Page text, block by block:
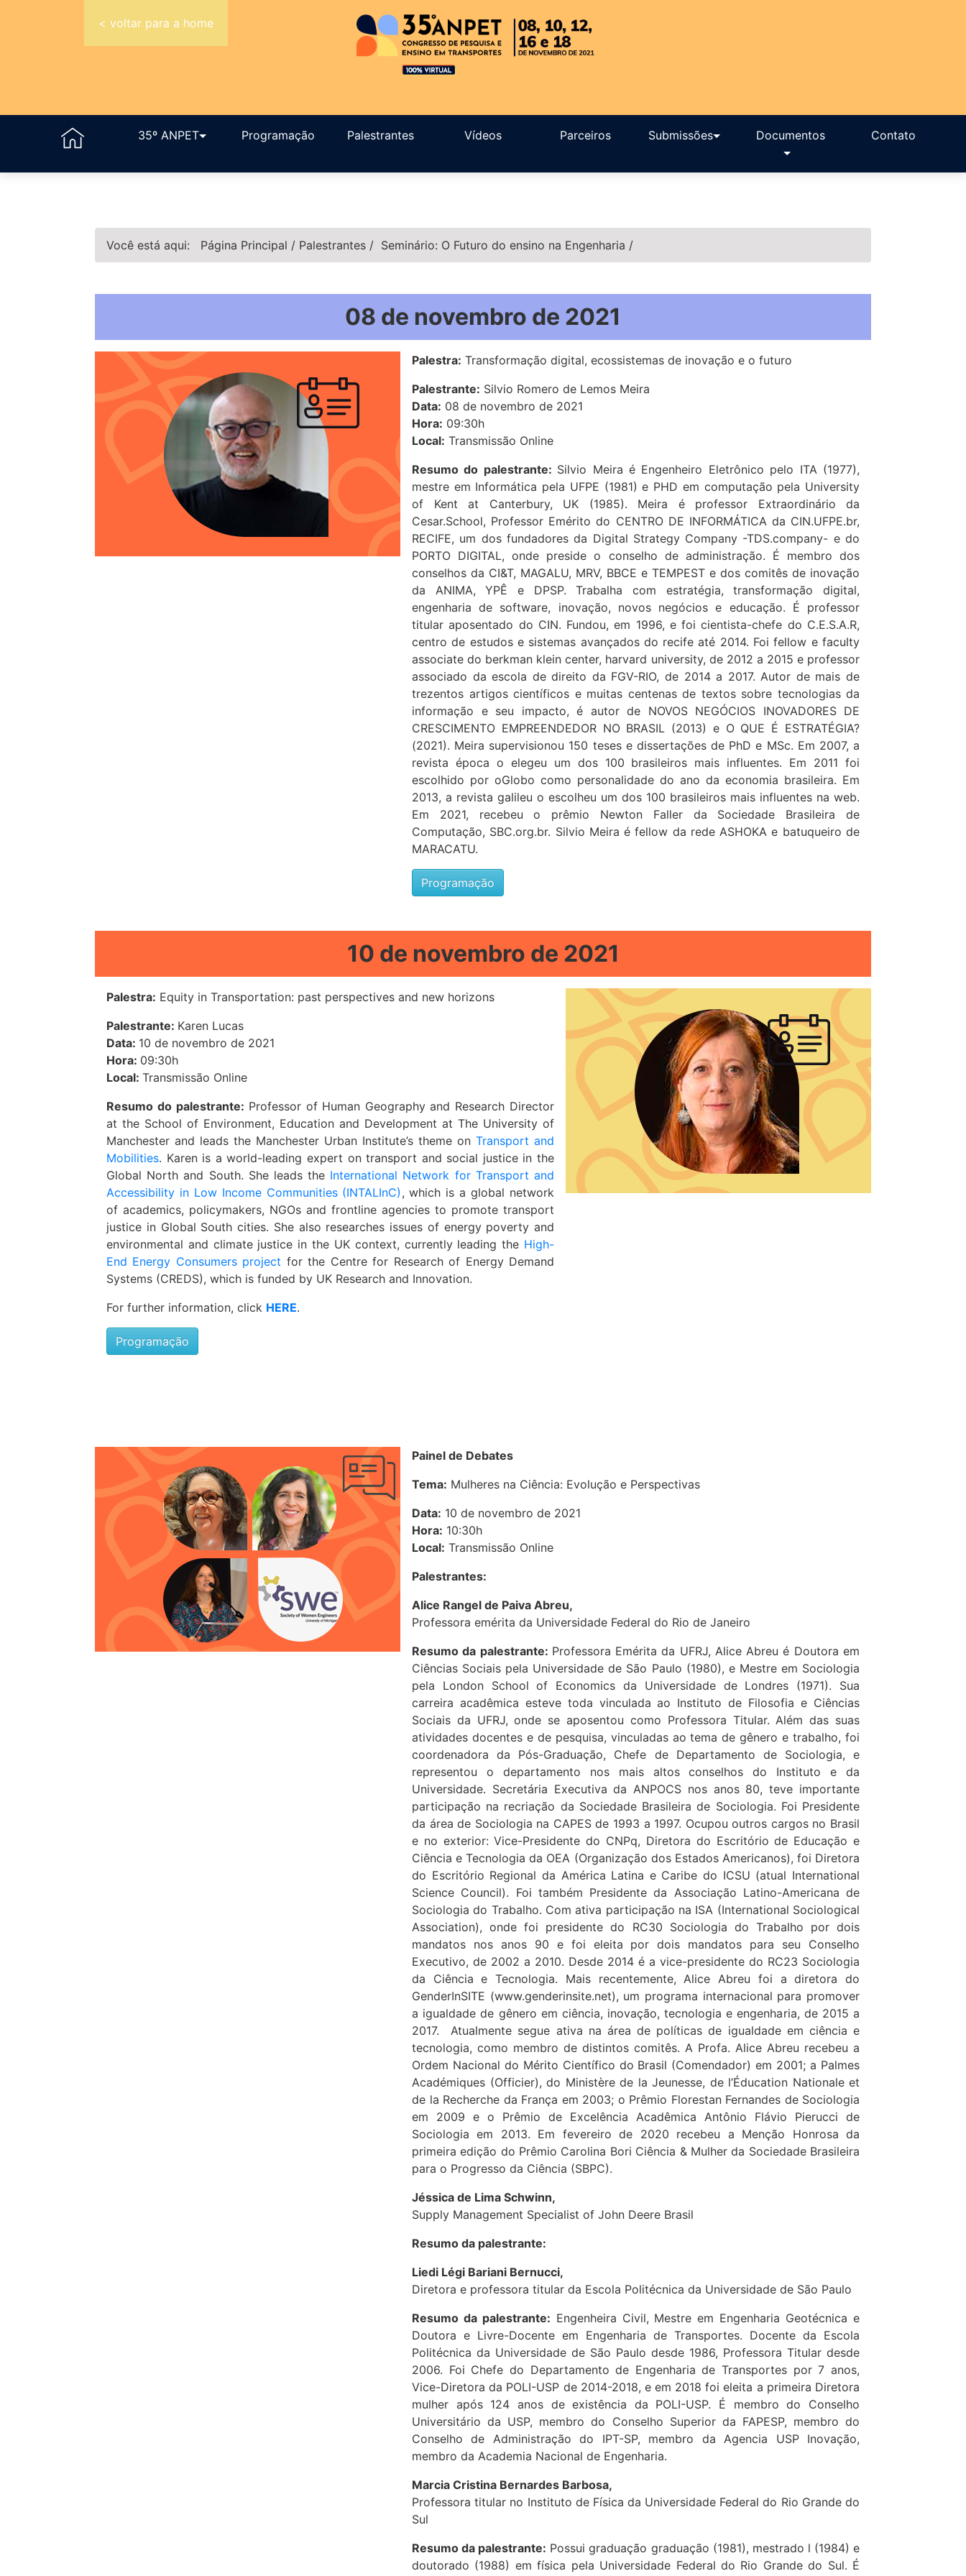
35º ANPET Programação Palestrantes Vídeos Parceiros Submissões Documentos Contato
< voltar para a home
Você está aqui: Página Principal / Palestrantes / Seminário: O Futuro do ensino na Engenharia /
08 de novembro de 2021
Palestra: Transformação digital, ecossistemas de inovação e o futuro
Palestrante: Silvio Romero de Lemos Meira
Data: 08 de novembro de 2021
Hora: 09:30h
Local: Transmissão Online
Resumo do palestrante: Silvio Meira é Engenheiro Eletrônico pelo ITA (1977),
mestre em Informática pela UFPE (1981) e PHD em computação pela University
of Kent at Canterbury, UK (1985). Meira é professor Extraordinário da
Cesar.School, Professor Emérito do CENTRO DE INFORMÁTICA da CIN.UFPE.br,
RECIFE, um dos fundadores da Digital Strategy Company -TDS.company- e do
PORTO DIGITAL, onde preside o conselho de administração. É membro dos
conselhos da CI&T, MAGALU, MRV, BBCE e TEMPEST e dos comitês de inovação
da ANIMA, YPÊ e DPSP. Trabalha com estratégia, transformação digital,
engenharia de software, inovação, novos negócios e educação. É professor
titular aposentado do CIN. Fundou, em 1996, e foi cientista-chefe do C.E.S.A.R,
centro de estudos e sistemas avançados do recife até 2014. Foi fellow e faculty
associate do berkman klein center, harvard university, de 2012 a 2015 e professor
associado da escola de direito da FGV-RIO, de 2014 a 2017. Autor de mais de
trezentos artigos científicos e muitas centenas de textos sobre tecnologias da
informação e seu impacto, é autor de NOVOS NEGÓCIOS INOVADORES DE
CRESCIMENTO EMPREENDEDOR NO BRASIL (2013) e O QUE É ESTRATÉGIA?
(2021). Meira supervisionou 150 teses e dissertações de PhD e MSc. Em 2007, a
revista época o elegeu um dos 100 brasileiros mais influentes. Em 2011 foi
escolhido por oGlobo como personalidade do ano da economia brasileira. Em
2013, a revista galileu o escolheu um dos 100 brasileiros mais influentes na web.
Em 2021, recebeu o prêmio Newton Faller da Sociedade Brasileira de
Computação, SBC.org.br. Silvio Meira é fellow da rede ASHOKA e batuqueiro de
MARACATU.
Programação
10 de novembro de 2021
Palestra: Equity in Transportation: past perspectives and new horizons
Palestrante: Karen Lucas
Data: 10 de novembro de 2021
Hora: 09:30h
Local: Transmissão Online
Resumo do palestrante: Professor of Human Geography and Research Director
at the School of Environment, Education and Development at The University of
Manchester and leads the Manchester Urban Institute’s theme on Transport and
Mobilities. Karen is a world-leading expert on transport and social justice in the
Global North and South. She leads the International Network for Transport and
Accessibility in Low Income Communities (INTALInC) , which is a global network
of academics, policymakers, NGOs and frontline agencies to promote transport
justice in Global South cities. She also researches issues of energy poverty and
environmental and climate justice in the UK context, currently leading the High-
End Energy Consumers project for the Centre for Research of Energy Demand
Systems (CREDS), which is funded by UK Research and Innovation.
For further information, click HERE.
Programação
Painel de Debates
Tema: Mulheres na Ciência: Evolução e Perspectivas
Data: 10 de novembro de 2021
Hora: 10:30h
Local: Transmissão Online
Palestrantes:
Alice Rangel de Paiva Abreu,
Professora emérita da Universidade Federal do Rio de Janeiro
Resumo da palestrante: Professora Emérita da UFRJ, Alice Abreu é Doutora em
Ciências Sociais pela Universidade de São Paulo (1980), e Mestre em Sociologia
pela London School of Economics da Universidade de Londres (1971). Sua
carreira acadêmica esteve toda vinculada ao Instituto de Filosofia e Ciências
Sociais da UFRJ, onde se aposentou como Professora Titular. Além das suas
atividades docentes e de pesquisa, vinculadas ao tema de gênero e trabalho, foi
coordenadora da Pós-Graduação, Chefe de Departamento de Sociologia, e
representou o departamento nos mais altos conselhos do Instituto e da
Universidade. Secretária Executiva da ANPOCS nos anos 80, teve importante
participação na recriação da Sociedade Brasileira de Sociologia. Foi Presidente
da área de Sociologia na CAPES de 1993 a 1997. Ocupou outros cargos no Brasil
e no exterior: Vice-Presidente do CNPq, Diretora do Escritório de Educação e
Ciência e Tecnologia da OEA (Organização dos Estados Americanos), foi Diretora
do Escritório Regional da América Latina e Caribe do ICSU (atual International
Science Council). Foi também Presidente da Associação Latino-Americana de
Sociologia do Trabalho. Com ativa participação na ISA (International Sociological
Association), onde foi presidente do RC30 Sociologia do Trabalho por dois
mandatos nos anos 90 e foi eleita por dois mandatos para seu Conselho
Executivo, de 2002 a 2010. Desde 2014 é a vice-presidente do RC23 Sociologia
da Ciência e Tecnologia. Mais recentemente, Alice Abreu foi a diretora do
GenderInSITE (www.genderinsite.net), um programa internacional para promover
a igualdade de gênero em ciência, inovação, tecnologia e engenharia, de 2015 a
2017. Atualmente segue ativa na área de políticas de igualdade em ciência e
tecnologia, como membro de distintos comitês. A Profa. Alice Abreu recebeu a
Ordem Nacional do Mérito Científico do Brasil (Comendador) em 2001; a Palmes
Académiques (Officier), do Ministère de la Jeunesse, de l’Éducation Nationale et
de la Recherche da França em 2003; o Prêmio Florestan Fernandes de Sociologia
em 2009 e o Prêmio de Excelência Acadêmica Antônio Flávio Pierucci de
Sociologia em 2013. Em fevereiro de 2020 recebeu a Menção Honrosa da
primeira edição do Prêmio Carolina Bori Ciência & Mulher da Sociedade Brasileira
para o Progresso da Ciência (SBPC).
Jéssica de Lima Schwinn,
Supply Management Specialist of John Deere Brasil
Resumo da palestrante:
Liedi Légi Bariani Bernucci,
Diretora e professora titular da Escola Politécnica da Universidade de São Paulo
Resumo da palestrante: Engenheira Civil, Mestre em Engenharia Geotécnica e
Doutora e Livre-Docente em Engenharia de Transportes. Docente da Escola
Politécnica da Universidade de São Paulo desde 1986, Professora Titular desde
2006. Foi Chefe do Departamento de Engenharia de Transportes por 7 anos,
Vice-Diretora da POLI-USP de 2014-2018, e em 2018 foi eleita a primeira Diretora
mulher após 124 anos de existência da POLI-USP. É membro do Conselho
Universitário da USP, membro do Conselho Superior da FAPESP, membro do
Conselho de Administração do IPT-SP, membro da Agencia USP Inovação,
membro da Academia Nacional de Engenharia.
Marcia Cristina Bernardes Barbosa,
Professora titular no Instituto de Física da Universidade Federal do Rio Grande do
Sul
Resumo da palestrante: Possui graduação graduação (1981), mestrado l (1984) e
doutorado (1988) em física pela Universidade Federal do Rio Grande do Sul. É